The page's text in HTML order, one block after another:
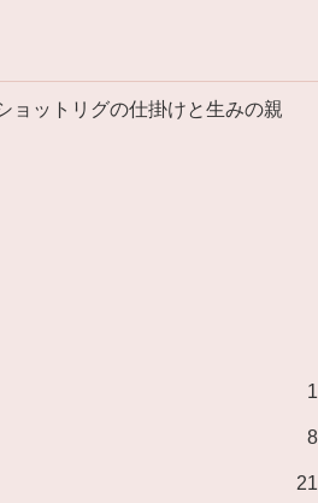
ョットリグの仕掛けと生みの親
1
8
21